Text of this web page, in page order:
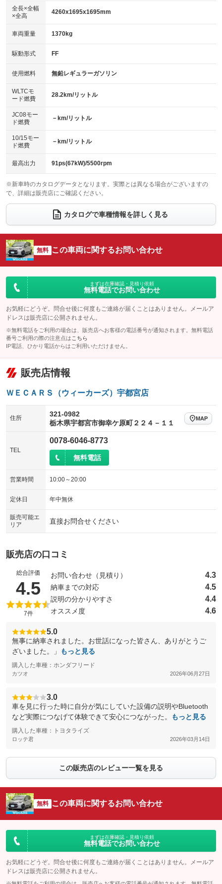
：装備なし
パワーウィンドウ
アイドリングストップ
：装備あり
USB入力端子
：装備なし
100V電源
：装備なし
センターデフロック
：装備なし
電動格納ミラー
：装備あり
：装備なし
革シート
キーレス
HID(キセノンライト)
：装備なし
バックカメラ
：装備あり
エアロ
：装備なし
：装備なし
パワーシート
ベンチシート
：装備なし
チップアップシート
：装備なし
：装備なし ：装備あり
ウォークスルー
：装備なし
電動リアゲート フロントカメラ
：装備なし
：装備なし ：装備なし
サイドカメラ
：装備なし ルーフレール
：装備なし
：装備なし
：装備なし
全長×全幅
×全高
4260x1695x1695mm
車両重量 1370kg
駆動形式 FF
使用燃料 無鉛レギュラーガソリン
WLTCモ
ード燃費
28.2km/リットル
JC08モー
ド燃費
－km/リットル
10/15モー
ド燃費
－km/リットル
最高出力 91ps(67kW)/5500rpm
※新車時のカタログデータとなります。実際とは異なる場合がございますの
で、詳細は販売店にご確認ください。
カタログで車種情報を詳しく見る
無料 この車両に関するお問い合わせ
まずは在庫確認・見積り依頼
無料電話でお問い合わせ
お気軽にどうぞ。問合せ後に何度もご連絡が届くことはありません。メールア
ドレスは販売店に公開されません。
※無料電話をご利用の場合は、販売店へお客様の電話番号が通知されます。無料電話
番号ご利用の際の注意点は こちら
IP電話、ひかり電話からはご利用いただけません。
販売店情報
ＷＥＣＡＲＳ（ウィーカーズ）宇都宮店
住所
321-0982
栃木県宇都宮市御幸ケ原町２２４－１１
MAP
TEL
0078-6046-8773
無料電話
営業時間 10:00～20:00
定休日 年中無休
販売可能エ
リア
直接お問合せください
販売店の口コミ
総合評価
4.5 （5点満点中）
7件
お問い合わせ（見積り） 4.3
納車までの対応 4.5
説明の分かりやすさ 4.4
オススメ度 4.6
5.0
無事に納車されました。お世話になった皆さん、ありがとうご
ざいました。」
もっと見る
購入した車種：ホンダフリード
カツオ 2026年06月27日
3.0
車を見に行った時に自分が気にしていた設備の説明やBluetooth
など実際につなげて体験できて安心につながった。
もっと見る
購入した車種：トヨタライズ
ロッテ君 2026年03月14日
この販売店のレビュー一覧を見る
無料 この車両に関するお問い合わせ
まずは在庫確認・見積り依頼
無料電話でお問い合わせ
お気軽にどうぞ。問合せ後に何度もご連絡が届くことはありません。メールア
ドレスは販売店に公開されません。